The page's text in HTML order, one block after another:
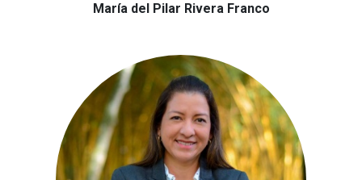
María del Pilar Rivera Franco